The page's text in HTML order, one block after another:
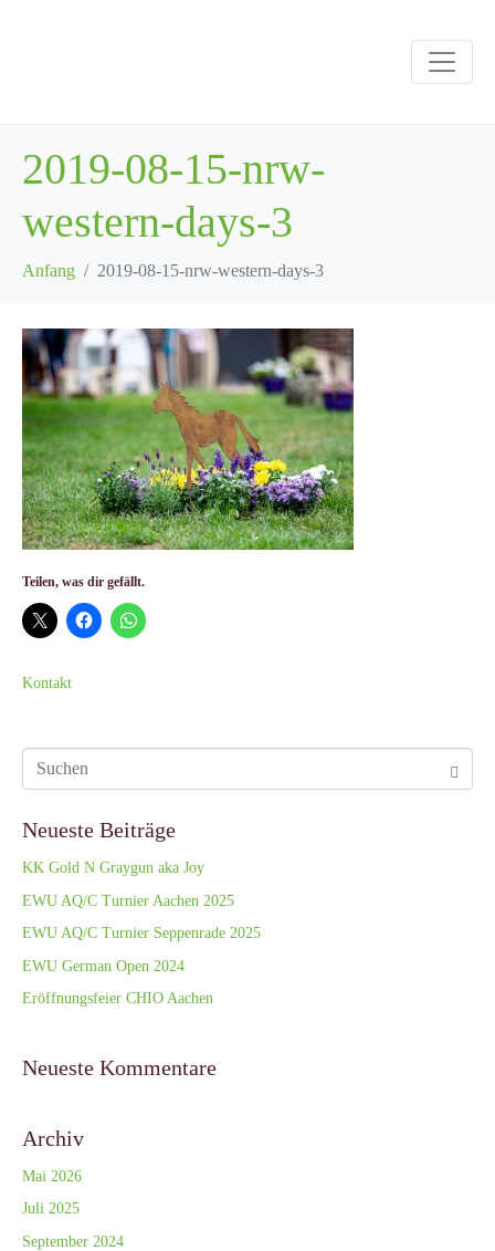
2019-08-15-nrw-
western-days-3
Anfang 2019-08-15-nrw-western-days-3
Teilen, was dir gefällt.
Kontakt
Neueste Beiträge
KK Gold N Graygun aka Joy
EWU AQ/C Turnier Aachen 2025
EWU AQ/C Turnier Seppenrade 2025
EWU German Open 2024
Eröffnungsfeier CHIO Aachen
Neueste Kommentare
Archiv
Mai 2026
Juli 2025
September 2024